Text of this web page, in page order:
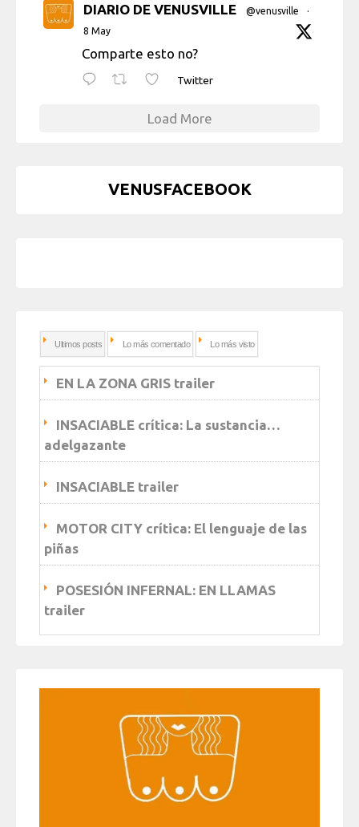
DIARIO DE VENUSVILLE @venusville
·
8 May
Comparte esto no?
Twitter
Load More
VENUSFACEBOOK
Ultimos posts Lo más comentado Lo más visto
EN LA ZONA GRIS trailer
INSACIABLE crítica: La sustancia…
adelgazante
INSACIABLE trailer
MOTOR CITY crítica: El lenguaje de las
piñas
POSESIÓN INFERNAL: EN LLAMAS
trailer